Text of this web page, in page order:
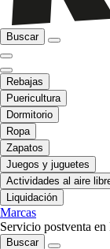
Buscar
Rebajas
Puericultura
Dormitorio
Ropa
Zapatos
Juegos y juguetes
Actividades al aire
Liquidación
Marcas
Servicio postventa en
Buscar